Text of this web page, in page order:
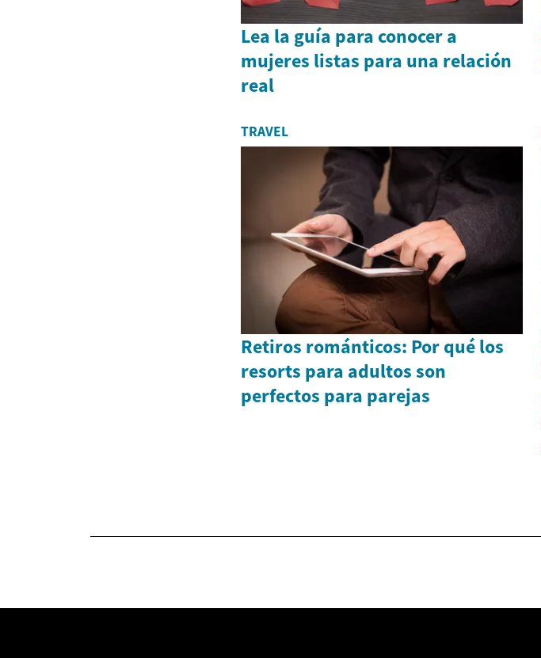
Lea la guía para conocer a
mujeres listas para una relación
real
TRAVEL
Retiros románticos: Por qué los
resorts para adultos son
perfectos para parejas